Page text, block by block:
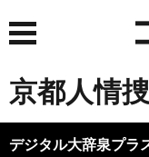
京都人情
デジタル大辞泉プラ